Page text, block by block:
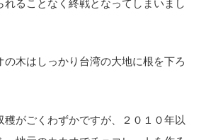
れることなく終戦となってしまいまし
の木はしっかり台湾の大地に根を下ろ
穫がごくわずかですが、２０１０年以